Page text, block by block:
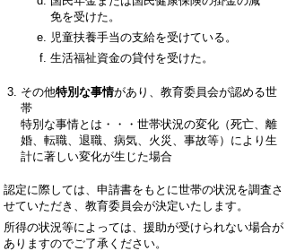
免を受けた。
児童扶養手当の支給を受けている。
生活福祉資金の貸付を受けた。
その他特別な事情があり、教育委員会が認める世
帯
特別な事情とは・・・世帯状況の変化（死亡、離
婚、転職、退職、病気、火災、事故等）により生
計に著しい変化が生じた場合
認定に際しては、申請書をもとに世帯の状況を調査さ
せていただき、教育委員会が決定いたします。
所得の状況等によっては、援助が受けられない場合が
ありますのでご了承ください。